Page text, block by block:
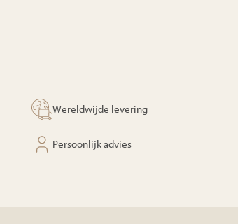
Wereldwijde levering
Persoonlijk advies